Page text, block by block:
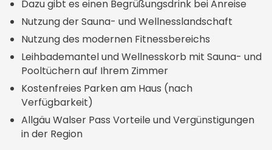
Therme Oberstdorf
Dazu gibt es einen Begrüßungsdrink bei Anreise
Nutzung der Sauna- und Wellnesslandschaft
Nutzung des modernen Fitnessbereichs
Leihbademantel und Wellnesskorb mit Sauna- und
Pooltüchern auf Ihrem Zimmer
Kostenfreies Parken am Haus (nach
Verfügbarkeit)
Allgäu Walser Pass Vorteile und Vergünstigungen
in der Region